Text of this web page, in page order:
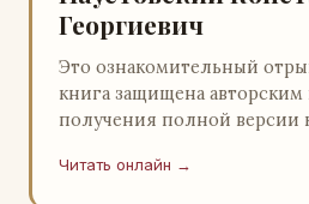
Георгиевич
Это ознакомительный
книга защищена
получения полной версии
легального ко…
Читать онлайн →